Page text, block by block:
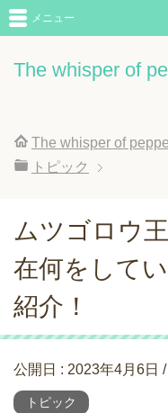
The whisper of
メニュー
The whisper of
トピック
ムツゴロウ
在何をして
紹介！
公開日 : 2023年4月6日
トピック